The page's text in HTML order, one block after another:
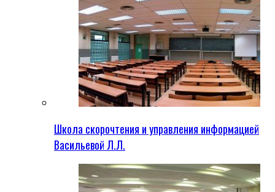
Школа скорочтения и управления информацией
Васильевой Л.Л.